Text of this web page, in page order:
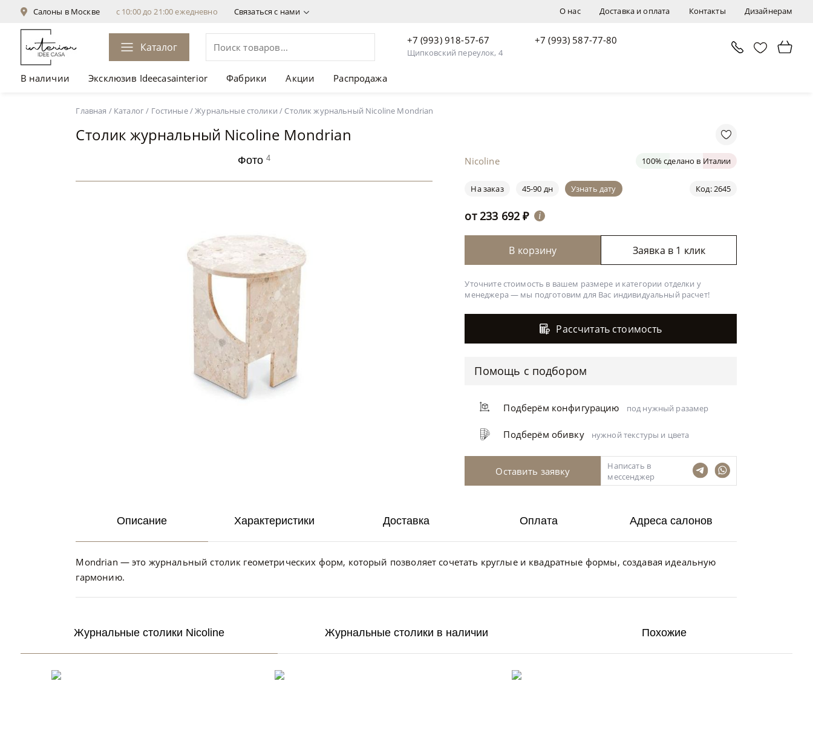
О нас Доставка и оплата Контакты Дизайнерам
Салоны в Москве с 10:00 до 21:00 ежедневно Связаться с нами
Каталог
+7 (993) 918-57-67
Щипковский переулок, 4
+7 (993) 587-77-80
В наличии Эксклюзив Ideecasainterior Фабрики Акции Распродажа
Главная / Каталог/ Гостиные/Журнальные столики / Столик журнальный Nicoline Mondrian
Столик журнальный Nicoline Mondrian
Фото4 Nicoline 100% сделано в Италии
Код: 2645
На заказ 45-90 дн Узнать дату
от233 692 ₽ i
В корзину Заявка в 1 клик
Уточните стоимость в вашем размере и категории отделки у
менеджера — мы подготовим для Вас индивидуальный расчет!
Рассчитать стоимость
Помощь с подбором
Подберём конфигурацию под нужный разамер
Подберём обивку нужной текстуры и цвета
Оставить заявку
Написать в
мессенджер
Описание
Mondrian — это журнальный столик геометрических форм, который позволяет сочетать круглые и квадратные формы, создавая идеальную
гармонию.
Характеристики Доставка Оплата Адреса салонов
Журнальные столики Nicoline Журнальные столики в наличии Похожие